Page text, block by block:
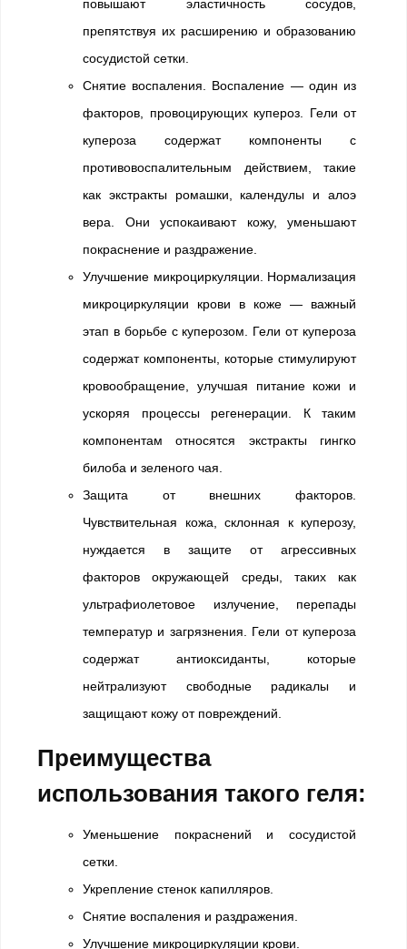
повышают эластичность сосудов,
препятствуя их расширению и образованию
сосудистой сетки.
Снятие воспаления. Воспаление — один из
факторов, провоцирующих купероз. Гели от
купероза содержат компоненты с
противовоспалительным действием, такие
как экстракты ромашки, календулы и алоэ
вера. Они успокаивают кожу, уменьшают
покраснение и раздражение.
Улучшение микроциркуляции. Нормализация
микроциркуляции крови в коже — важный
этап в борьбе с куперозом. Гели от купероза
содержат компоненты, которые стимулируют
кровообращение, улучшая питание кожи и
ускоряя процессы регенерации. К таким
компонентам относятся экстракты гингко
билоба и зеленого чая.
Защита от внешних факторов.
Чувствительная кожа, склонная к куперозу,
нуждается в защите от агрессивных
факторов окружающей среды, таких как
ультрафиолетовое излучение, перепады
температур и загрязнения. Гели от купероза
содержат антиоксиданты, которые
нейтрализуют свободные радикалы и
защищают кожу от повреждений.
Преимущества
использования такого геля:
Уменьшение покраснений и сосудистой
сетки.
Укрепление стенок капилляров.
Снятие воспаления и раздражения.
Улучшение микроциркуляции крови.